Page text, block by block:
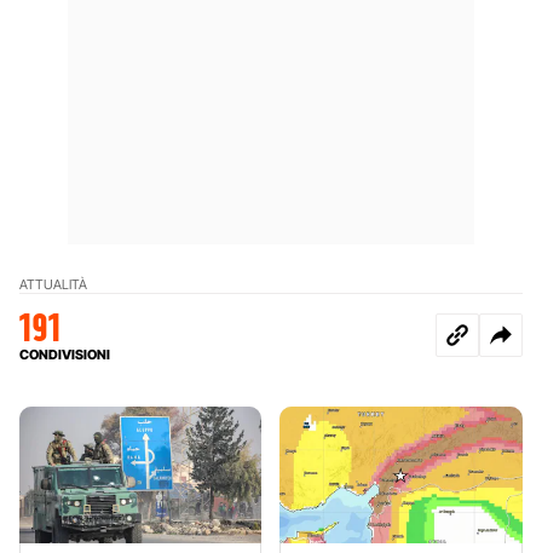
ATTUALITÀ
191
CONDIVISIONI